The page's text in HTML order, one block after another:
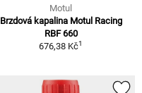
Motul
Brzdová kapalina Motul Racing
RBF 660
676,38 Kč1